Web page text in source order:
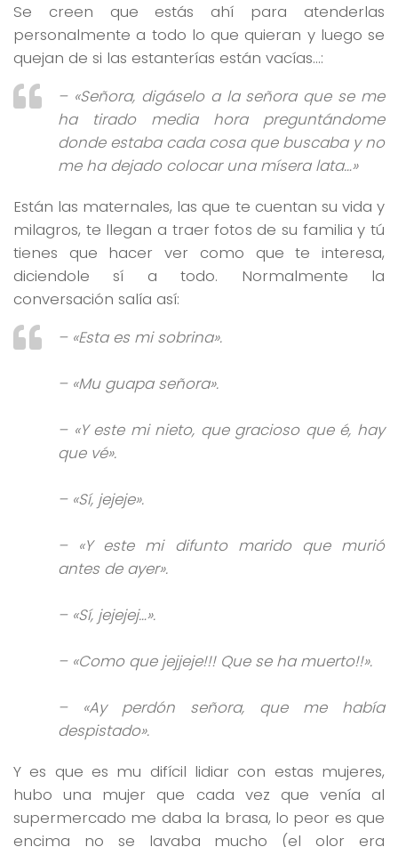
Se creen que estás ahí para atenderlas
personalmente a todo lo que quieran y luego se
quejan de si las estanterías están vacías…:
– «Señora, digáselo a la señora que se me
ha tirado media hora preguntándome
donde estaba cada cosa que buscaba y no
me ha dejado colocar una mísera lata…»
Están las maternales, las que te cuentan su vida y
milagros, te llegan a traer fotos de su familia y tú
tienes que hacer ver como que te interesa,
diciendole sí a todo. Normalmente la
conversación salía así:
– «Esta es mi sobrina».
– «Mu guapa señora».
– «Y este mi nieto, que gracioso que é, hay
que vé».
– «Sí, jejeje».
– «Y este mi difunto marido que murió
antes de ayer».
– «Sí, jejejej…».
– «Como que jejjeje!!! Que se ha muerto!!».
– «Ay perdón señora, que me había
despistado».
Y es que es mu difícil lidiar con estas mujeres,
hubo una mujer que cada vez que venía al
supermercado me daba la brasa, lo peor es que
encima no se lavaba mucho (el olor era